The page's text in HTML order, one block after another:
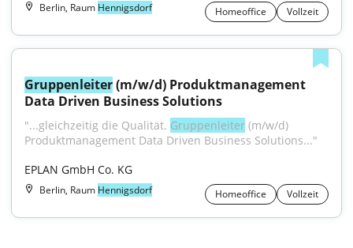
Berlin, Raum Hennigsdorf Homeoffice Vollzeit
Gruppenleiter (m/w/d) Produktmanagement
Data Driven Business Solutions
"...gleichzeitig die Qualität. Gruppenleiter (m/w/d)
Produktmanagement Data Driven Business Solutions..."
EPLAN GmbH Co. KG
Berlin, Raum Hennigsdorf Homeoffice Vollzeit